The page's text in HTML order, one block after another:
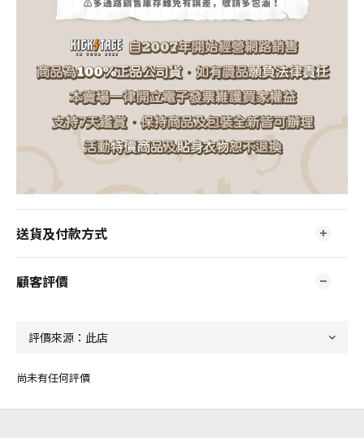
送貨及付款方式
顧客評價
尚未有任何評價